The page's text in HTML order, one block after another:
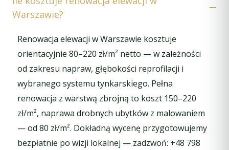
Warszawie?
Renowacja elewacji w Warszawie kosztuje
orientacyjnie 80–220 zł/m² netto — w zależności
od zakresu napraw, głębokości reprofilacji i
wybranego systemu tynkarskiego. Pełna
renowacja z warstwą zbrojną to koszt 150–220
zł/m², naprawa drobnych ubytków z malowaniem
— od 80 zł/m². Dokładną wycenę przygotowujemy
bezpłatnie po wizji lokalnej — zadzwoń: +48 798